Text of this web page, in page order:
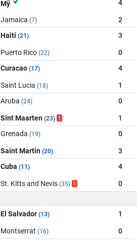
Mỹ 4
Jamaica (7) 2
Haiti (21) 3
Puerto Rico (22) 0
Curacao (17) 4
Saint Lucia (18) 1
Aruba (24) 0
Sint Maarten (23) 1 1
Grenada (19) 0
Saint Martin (20) 3
Cuba (11) 4
St. Kitts and Nevis (35) 1 0
El Salvador (13) 1
Montserrat (16) 0